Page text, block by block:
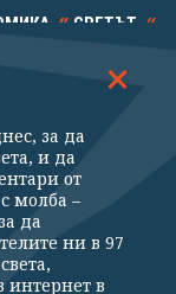
СВЕТЪТ
КАЛЕЙДОСКОП
за да
и да
от
молба –
да
ни в 97
интернет в